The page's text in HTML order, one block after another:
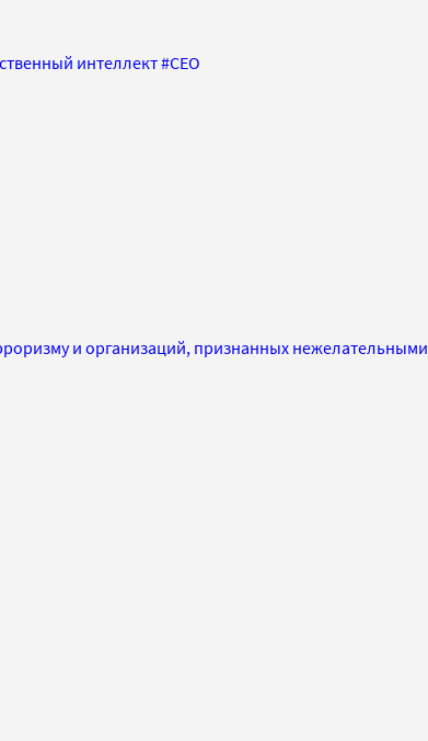
интеллект#CEO
и организаций, признанных нежелательными